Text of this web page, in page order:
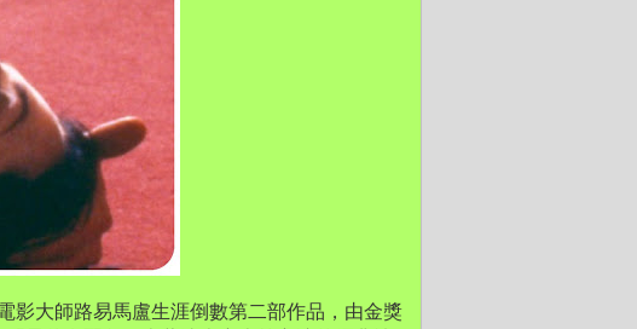
影大師路易馬盧生涯倒數第二部作品，由金獎